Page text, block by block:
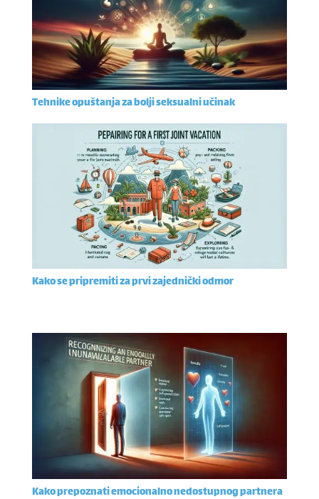
Tehnike opuštanja za bolji seksualni učinak
Kako se pripremiti za prvi zajednički odmor
Kako prepoznati emocionalno nedostupnog partnera